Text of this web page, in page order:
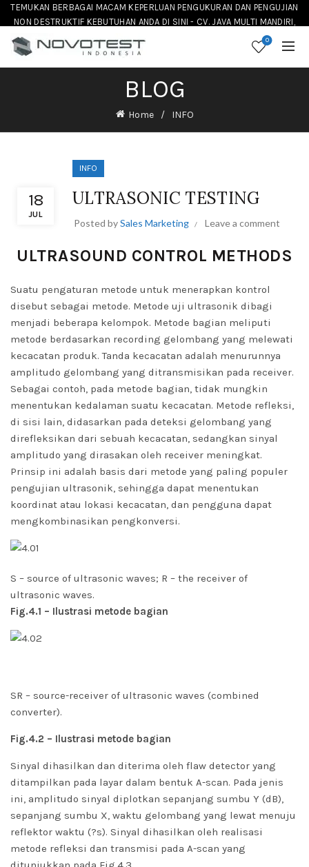
TEMUKAN BERBAGAI MACAM KEPERLUAN PENGUKURAN DAN PENGUJIAN
NON DESTRUKTIF KEBUTUHAN ANDA DI SINI - CV. JAVA MULTI MANDIRI,
DISTRIBUTOR NOVOTEST INSTRUMENT DI INDONESIA 0
BLOG
Home INFO
18
JUL
INFO
ULTRASONIC TESTING
Posted bySales Marketing Leave a comment
ULTRASOUND CONTROL METHODS
Suatu pengaturan metode untuk menerapkan kontrol
disebut sebagai metode. Metode uji ultrasonik dibagi
menjadi beberapa kelompok. Metode bagian meliputi
metode berdasarkan recording gelombang yang melewati
kecacatan produk. Tanda kecacatan adalah menurunnya
amplitudo gelombang yang ditransmisikan pada receiver.
Sebagai contoh, pada metode bagian, tidak mungkin
menentukan kedalaman suatu kecacatan. Metode refleksi,
di sisi lain, didasarkan pada deteksi gelombang yang
direfleksikan dari sebuah kecacatan, sedangkan sinyal
amplitudo yang dirasakan oleh receiver meningkat.
Prinsip ini adalah basis dari metode yang paling populer
pengujian ultrasonik, sehingga dapat menentukan
koordinat atau lokasi kecacatan, dan pengguna dapat
mengkombinasikan pengkonversi.
S – source of ultrasonic waves; R – the receiver of
ultrasonic waves.
Fig.4.1 – Ilustrasi metode bagian
SR – source-receiver of ultrasonic waves (combined
converter).
Fig.4.2 – Ilustrasi metode bagian
Sinyal dihasilkan dan diterima oleh flaw detector yang
ditampilkan pada layar dalam bentuk A-scan. Pada jenis
ini, amplitudo sinyal diplotkan sepanjang sumbu Y (dB),
sepanjang sumbu X, waktu gelombang yang lewat menuju
reflektor waktu (?s). Sinyal dihasilkan oleh realisasi
metode refleksi dan transmisi pada A-scan yang